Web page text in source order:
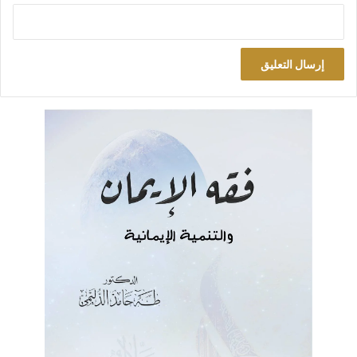
قدح، أو سوء ظن ببعض الصحابة. ويرجع في مثل هذه الحال إلى
ضوابط أخرى للرواية مثل ضابط (منطق الحدث).
الخصومة بين الأقران واقعة بين بني البشر
على أنني حين أنظر إلى القصة نظرة موضوعية تستحضر الحدث
وأحواله وطبيعة البشر التي طبعوا عليها لا أرى في الأمر عظيماً أو
منكراً جسيماً، لا يمكن أن يكون، ولا مثله يقع من عامة البشر
وخاصتهم في حال دون حال. وهذا يتبين بما يلي:
ثمة ملحظ مهم هنا يمكن أن نطلق عليه (مركز النظر). وأقصد به
النقطة الأهم من بين النقاط التي ينبغي أن يوجه إليها النظر في
دائرة المشهد. إن نقد الرواية من حيث السند أمر مهم، وحاسم في